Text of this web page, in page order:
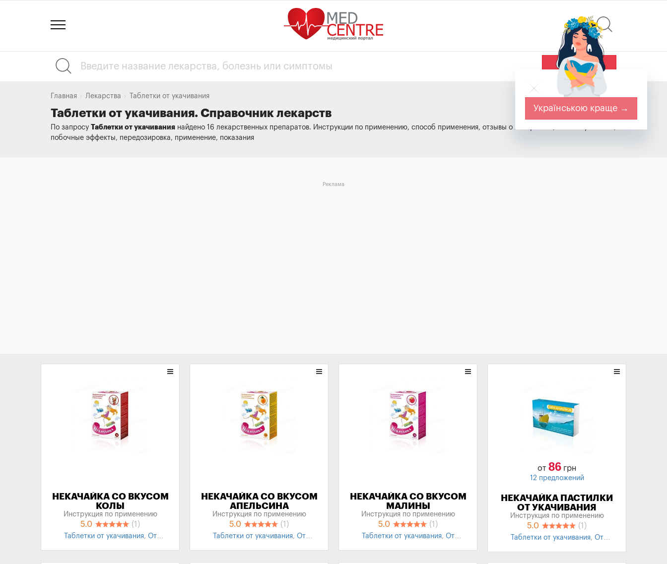
Найти
Главная Лекарства Таблетки от укачивания
Таблетки от укачивания. Справочник лекарств
По запросу Таблетки от укачивания найдено 16 лекарственных препаратов. Инструкции по применению, способ применения, отзывы о лекарствах, особые указания,
побочные эффекты, передозировка, применение, показания
Реклама
НЕКАЧАЙКА СО ВКУСОМ
КОЛЫ
Инструкция по применению
5.0 (1)
Таблетки от укачивания, От
НЕКАЧАЙКА СО ВКУСОМ
АПЕЛЬСИНА
Инструкция по применению
5.0 (1)
Таблетки от укачивания, От
НЕКАЧАЙКА СО ВКУСОМ
МАЛИНЫ
Инструкция по применению
5.0 (1)
Таблетки от укачивания, От
от 86 грн
12 предложений
НЕКАЧАЙКА ПАСТИЛКИ
ОТ УКАЧИВАНИЯ
Инструкция по применению
5.0 (1)
Таблетки от укачивания, От
Українською краще →